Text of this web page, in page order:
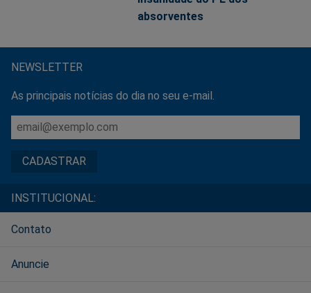
absorventes
NEWSLETTER
As principais notícias do dia no seu e-mail.
INSTITUCIONAL:
Contato
Anuncie